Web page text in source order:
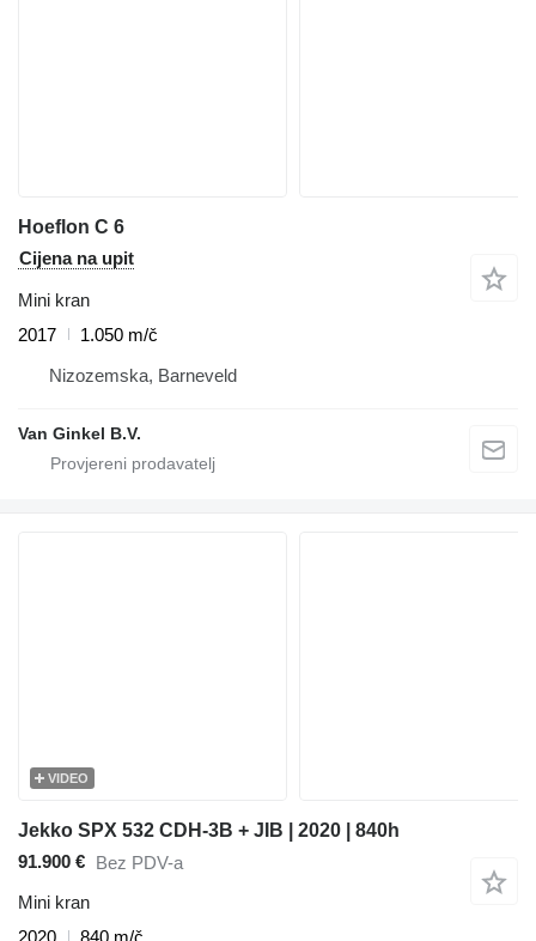
Hoeflon C 6
Cijena na upit
Mini kran
2017
1.050 m/č
Nizozemska, Barneveld
Van Ginkel B.V.
VIDEO
Jekko SPX 532 CDH-3B + JIB | 2020 | 840h
91.900 € Bez PDV-a
Mini kran
2020
840 m/č